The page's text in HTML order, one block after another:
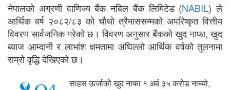
नेपालको अग्रणी वाणिज्य बैंक नबिल बैंक लिमिटेड (NABIL) ले
आर्थिक वर्ष २०८२/८३ को चौथो त्रैमाससम्मको अपरिष्कृत वित्तीय
विवरण सार्वजनिक गरेको छ। विवरण अनुसार बैंकको खुद नाफा, खुद
ब्याज आम्दानी र लाभांश क्षमतामा अघिल्लो आर्थिक वर्षको तुलनामा
राम्रो वृद्धि देखिएको छ।
साहस ऊर्जाको खुद नाफा १ अर्ब ३५ करोड नाघ्यो,